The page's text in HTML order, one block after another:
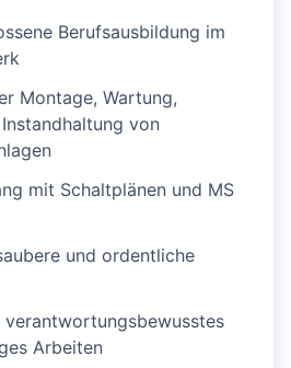
Berufsausbildung im
Montage, Wartung,
von
mit Schaltplänen und MS
und ordentliche
verantwortungsbewusstes
Arbeiten